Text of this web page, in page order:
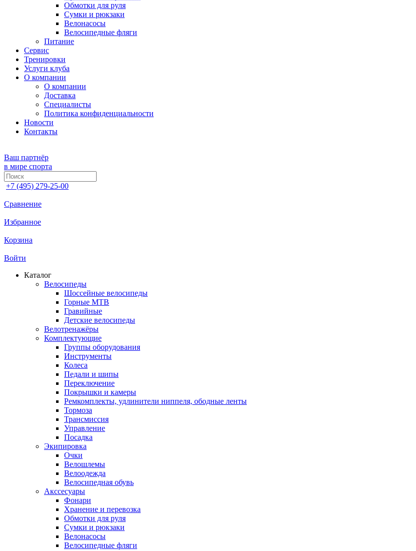
Обмотки для руля
Сумки и рюкзаки
Велонасосы
Велосипедные фляги
Питание
Сервис
Тренировки
Услуги клуба
О компании
О компании
Доставка
Специалисты
Политика конфиденциальности
Новости
Контакты
Ваш партнёр
в мире спорта
+7 (495) 279-25-00
Сравнение
Избранное
Корзина
Войти
Каталог
Велосипеды
Шоссейные велосипеды
Горные МTB
Гравийные
Детские велосипеды
Велотренажёры
Комплектующие
Группы оборудования
Инструменты
Колеса
Педали и шипы
Переключение
Покрышки и камеры
Ремкомплекты, удлинители ниппеля, ободные ленты
Тормоза
Трансмиссия
Управление
Посадка
Экипировка
Очки
Велошлемы
Велоодежда
Велосипедная обувь
Акссесуары
Фонари
Хранение и перевозка
Обмотки для руля
Сумки и рюкзаки
Велонасосы
Велосипедные фляги